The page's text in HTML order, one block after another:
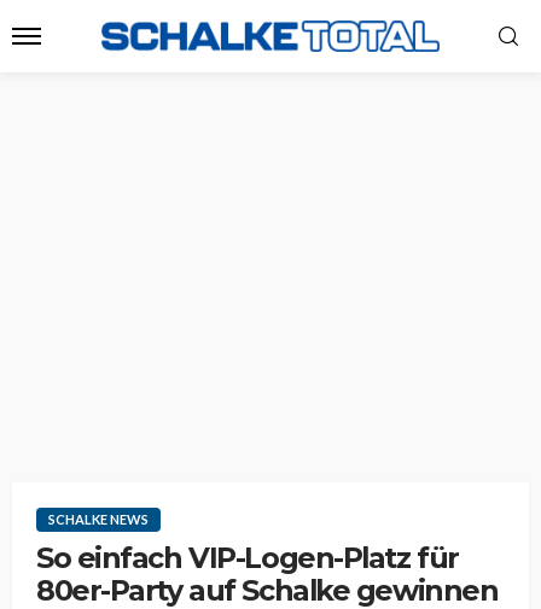
SCHALKE NEWS
So einfach VIP-Logen-Platz für
80er-Party auf Schalke gewinnen